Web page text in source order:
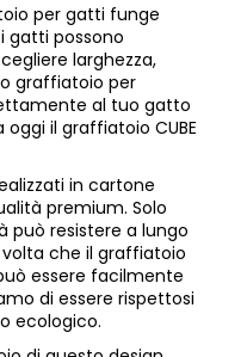
per gatti funge
gatti possono
larghezza,
graffiatoio per
al tuo gatto
il graffiatoio CUBE
in cartone
premium. Solo
può resistere a lungo
che il graffiatoio
essere facilmente
di essere rispettosi
ecologico.